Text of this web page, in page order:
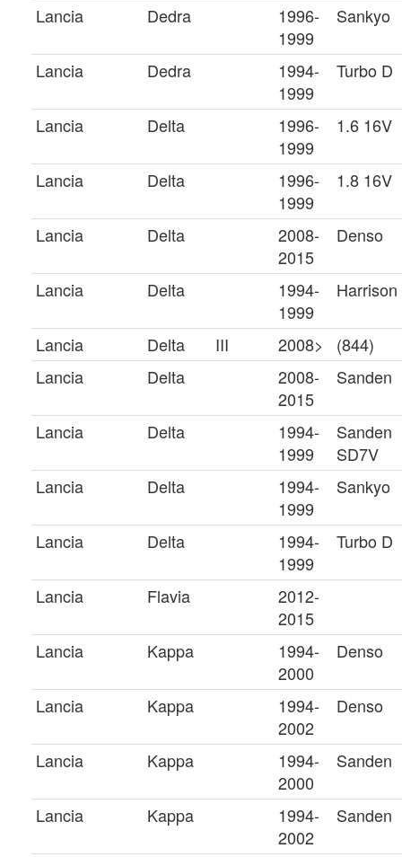
Lancia Dedra
1996-
1999
Sankyo
Lancia Dedra
1994-
1999
Turbo D
Lancia Delta
1996-
1999
1.6 16V
Lancia Delta
1996-
1999
1.8 16V
Lancia Delta
2008-
2015
Denso
Lancia Delta
1994-
1999
Harrison
Lancia Delta III 2008>
(844)
Lancia
Delta
2008-
2015
Sanden
Lancia Delta
1994-
1999
Sanden
SD7V
Lancia
Delta
1994-
1999
Sankyo
Lancia Delta
1994-
1999
Turbo D
Lancia Flavia
2012-
2015
Lancia
Kappa
1994-
2000
Denso
Lancia Kappa
1994-
2002
Denso
Lancia Kappa
1994-
2000
Sanden
Lancia Kappa
1994-
2002
Sanden